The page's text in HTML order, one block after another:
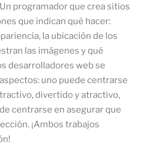
Un programador que crea sitios
que indican qué hacer:
la ubicación de los
las imágenes y qué
desarrolladores web se
uno puede centrarse
divertido y atractivo,
centrarse en asegurar que
¡Ambos trabajos